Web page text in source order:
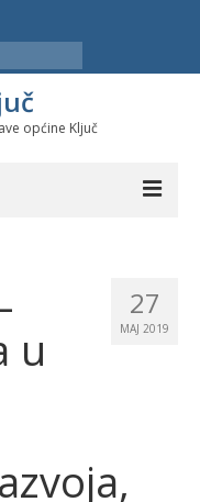
općine Ključ
u stambenom
27
MAJ 2019
u